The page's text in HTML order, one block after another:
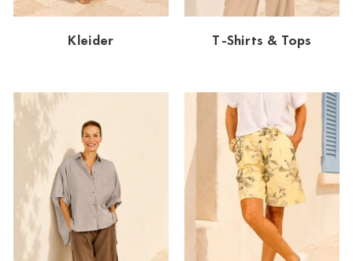
Dornbirn
Dortmund-Hombruch
Essen
HH-AEZ
HH-EEZ
HH-Eppendorf
HH-Hanseviertel
Kleider T-Shirts & Tops